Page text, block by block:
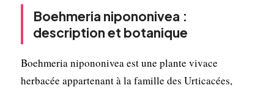
Boehmeria nipononivea :
description et botanique
Boehmeria nipononivea est une plante vivace
herbacée appartenant à la famille des Urticacées,